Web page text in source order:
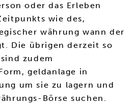
oder das Erleben
wie des,
währung wann der
Die übrigen derzeit so
zudem
geldanlage in
um sie zu lagern und
Börse suchen.